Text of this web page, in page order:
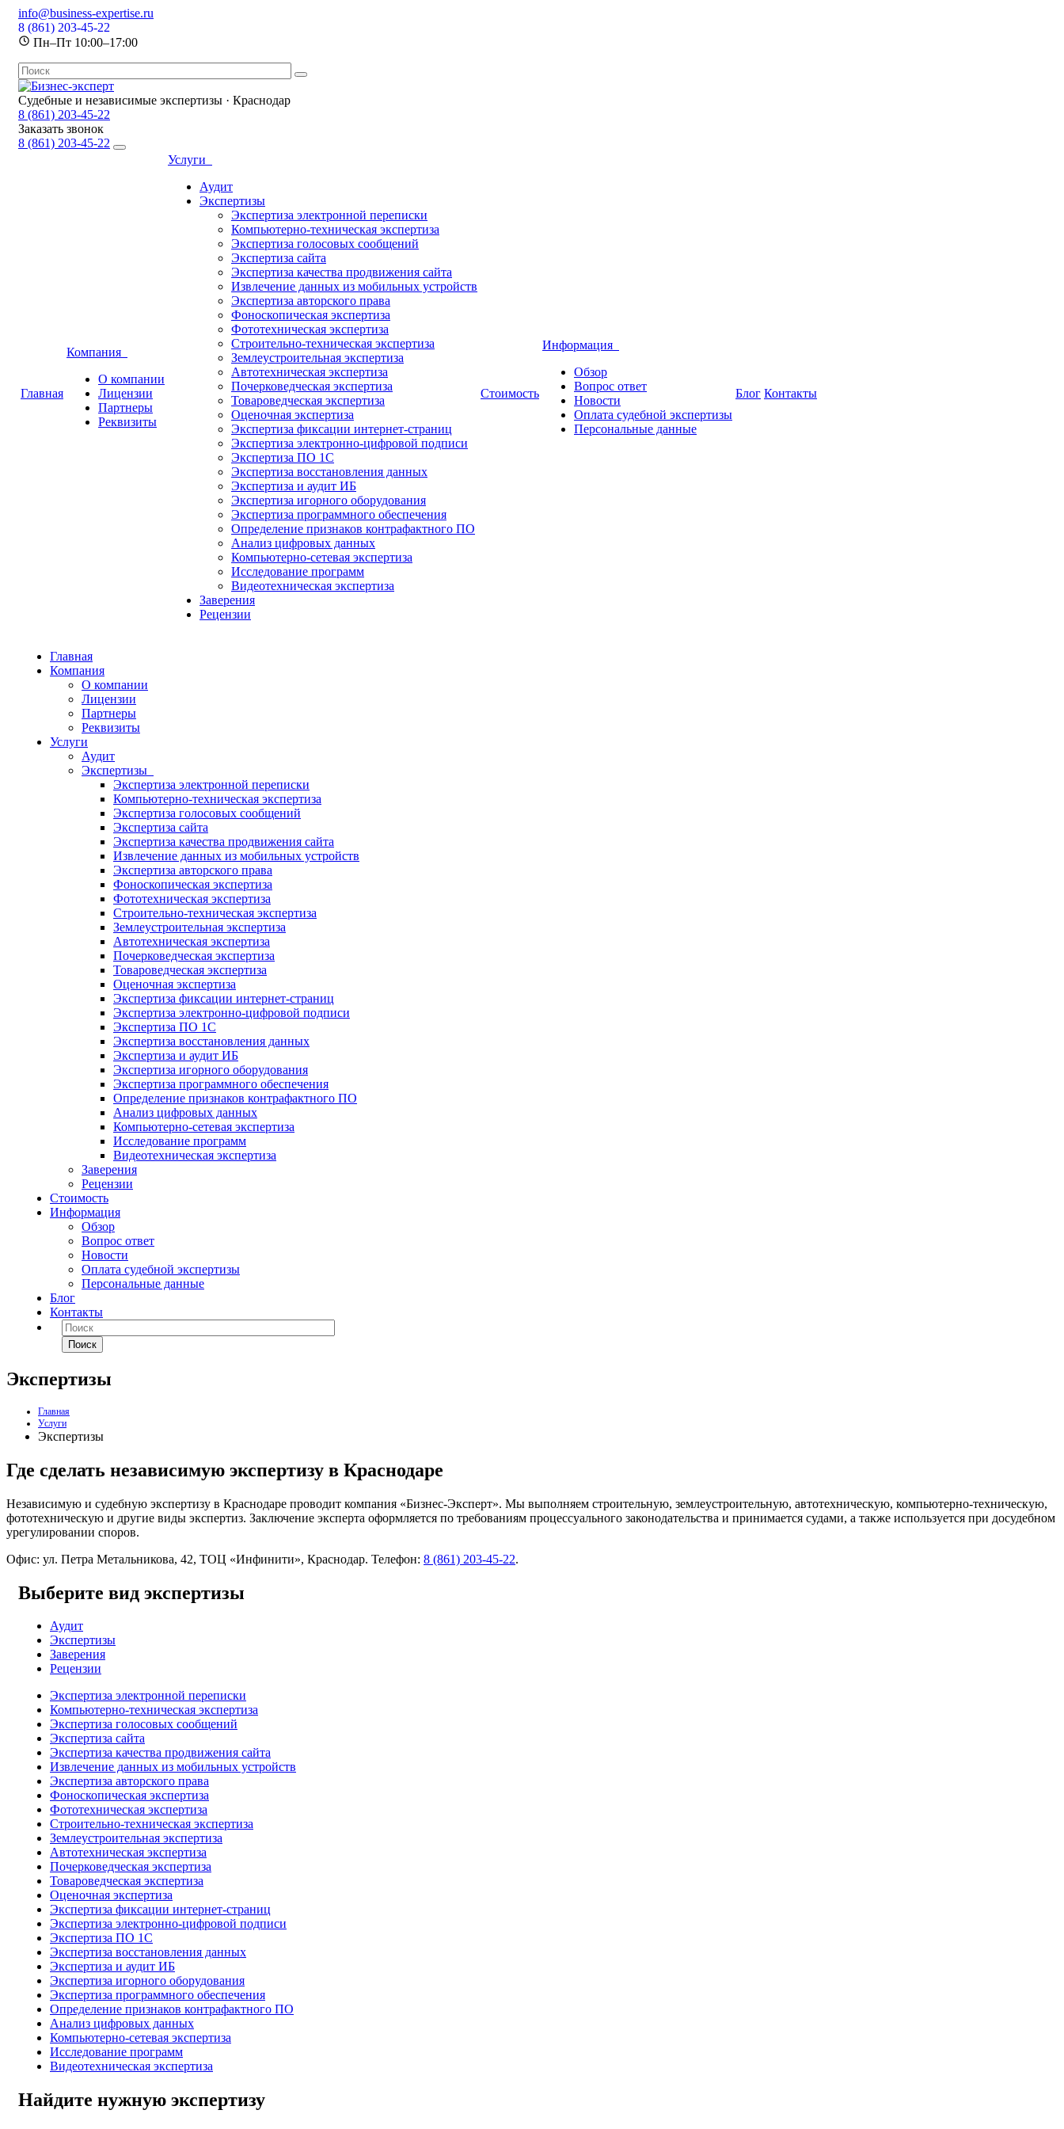
info@business-expertise.ru
8 (861) 203-45-22
Пн–Пт 10:00–17:00
Судебные и независимые экспертизы · Краснодар
8 (861) 203-45-22
Заказать звонок
8 (861) 203-45-22
Главная
Компания
О компании
Лицензии
Партнеры
Реквизиты
Услуги
Аудит
Экспертизы
Экспертиза электронной переписки
Компьютерно-техническая экспертиза
Экспертиза голосовых сообщений
Экспертиза сайта
Экспертиза качества продвижения сайта
Извлечение данных из мобильных устройств
Экспертиза авторского права
Фоноскопическая экспертиза
Фототехническая экспертиза
Строительно-техническая экспертиза
Землеустроительная экспертиза
Автотехническая экспертиза
Почерковедческая экспертиза
Товароведческая экспертиза
Оценочная экспертиза
Экспертиза фиксации интернет-страниц
Экспертиза электронно-цифровой подписи
Экспертиза ПО 1С
Экспертиза восстановления данных
Экспертиза и аудит ИБ
Экспертиза игорного оборудования
Экспертиза программного обеспечения
Определение признаков контрафактного ПО
Анализ цифровых данных
Компьютерно-сетевая экспертиза
Исследование программ
Видеотехническая экспертиза
Заверения
Рецензии
Стоимость
Информация
Обзор
Вопрос ответ
Новости
Оплата судебной экспертизы
Персональные данные
Блог Контакты
Главная
Компания
О компании
Лицензии
Партнеры
Реквизиты
Услуги
Аудит
Экспертизы
Экспертиза электронной переписки
Компьютерно-техническая экспертиза
Экспертиза голосовых сообщений
Экспертиза сайта
Экспертиза качества продвижения сайта
Извлечение данных из мобильных устройств
Экспертиза авторского права
Фоноскопическая экспертиза
Фототехническая экспертиза
Строительно-техническая экспертиза
Землеустроительная экспертиза
Автотехническая экспертиза
Почерковедческая экспертиза
Товароведческая экспертиза
Оценочная экспертиза
Экспертиза фиксации интернет-страниц
Экспертиза электронно-цифровой подписи
Экспертиза ПО 1С
Экспертиза восстановления данных
Экспертиза и аудит ИБ
Экспертиза игорного оборудования
Экспертиза программного обеспечения
Определение признаков контрафактного ПО
Анализ цифровых данных
Компьютерно-сетевая экспертиза
Исследование программ
Видеотехническая экспертиза
Заверения
Рецензии
Стоимость
Информация
Обзор
Вопрос ответ
Новости
Оплата судебной экспертизы
Персональные данные
Блог
Контакты
Поиск
Экспертизы
Главная
Услуги
Экспертизы
Где сделать независимую экспертизу в Краснодаре
Независимую и судебную экспертизу в Краснодаре проводит компания «Бизнес-Эксперт». Мы выполняем строительную, землеустроительную, автотехническую, компьютерно-техническую,
фототехническую и другие виды экспертиз. Заключение эксперта оформляется по требованиям процессуального законодательства и принимается судами, а также используется при досудебном
урегулировании споров.
Офис: ул. Петра Метальникова, 42, ТОЦ «Инфинити», Краснодар. Телефон: 8 (861) 203-45-22.
Выберите вид экспертизы
Аудит
Экспертизы
Заверения
Рецензии
Экспертиза электронной переписки
Компьютерно-техническая экспертиза
Экспертиза голосовых сообщений
Экспертиза сайта
Экспертиза качества продвижения сайта
Извлечение данных из мобильных устройств
Экспертиза авторского права
Фоноскопическая экспертиза
Фототехническая экспертиза
Строительно-техническая экспертиза
Землеустроительная экспертиза
Автотехническая экспертиза
Почерковедческая экспертиза
Товароведческая экспертиза
Оценочная экспертиза
Экспертиза фиксации интернет-страниц
Экспертиза электронно-цифровой подписи
Экспертиза ПО 1С
Экспертиза восстановления данных
Экспертиза и аудит ИБ
Экспертиза игорного оборудования
Экспертиза программного обеспечения
Определение признаков контрафактного ПО
Анализ цифровых данных
Компьютерно-сетевая экспертиза
Исследование программ
Видеотехническая экспертиза
Найдите нужную экспертизу